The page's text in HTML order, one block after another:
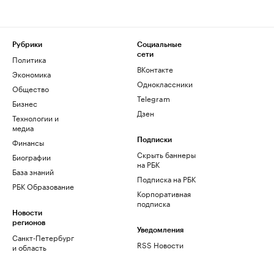
Рубрики
Политика
Экономика
Общество
Бизнес
Технологии и
медиа
Финансы
Биографии
База знаний
РБК Образование
Новости
регионов
Санкт-Петербург
и область
Социальные
сети
ВКонтакте
Одноклассники
Telegram
Дзен
Подписки
Скрыть баннеры
на РБК
Подписка на РБК
Корпоративная
подписка
Уведомления
RSS Новости